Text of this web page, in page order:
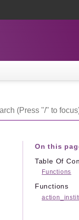
On this
Table Of
Functions
Functions